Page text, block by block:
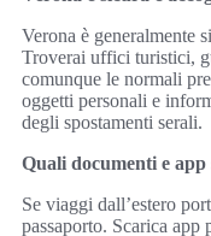
Verona è generalmente
Troverai uffici turistici,
comunque le normali
oggetti personali e
degli spostamenti serali.
Quali documenti e
Se viaggi dall’estero
passaporto. Scarica